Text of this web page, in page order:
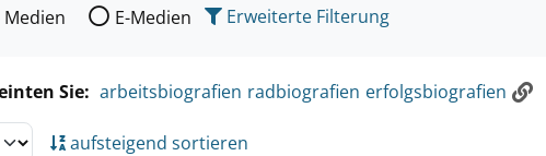
nach der Sie suchen wollen.
Medien E-Medien Erweiterte Filterung
Sie: arbeitsbiografien radbiografien erfolgsbiografien
aufsteigend sortieren